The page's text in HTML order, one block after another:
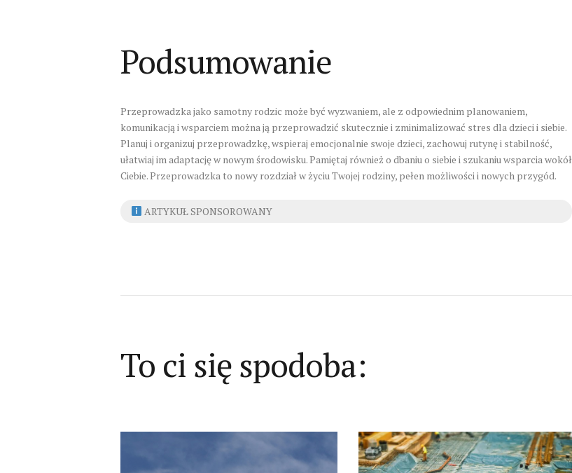
Podsumowanie
Przeprowadzka jako samotny rodzic może być wyzwaniem, ale z odpowiednim planowaniem,
komunikacją i wsparciem można ją przeprowadzić skutecznie i zminimalizować stres dla dzieci i siebie.
Planuj i organizuj przeprowadzkę, wspieraj emocjonalnie swoje dzieci, zachowuj rutynę i stabilność,
ułatwiaj im adaptację w nowym środowisku. Pamiętaj również o dbaniu o siebie i szukaniu wsparcia wokół
Ciebie. Przeprowadzka to nowy rozdział w życiu Twojej rodziny, pełen możliwości i nowych przygód.
ARTYKUŁ SPONSOROWANY
To ci się spodoba: